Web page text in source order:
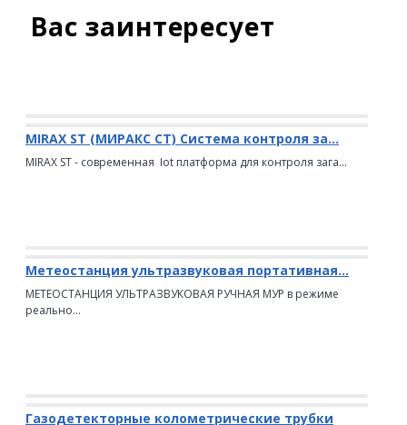
Вас заинтересует
MIRAX ST (МИРАКС СТ) Система контроля за...
MIRAX ST - современная Iot платформа для контроля зага...
Метеостанция ультразвуковая портативная...
МЕТЕОСТАНЦИЯ УЛЬТРАЗВУКОВАЯ РУЧНАЯ МУР в режиме
реально...
Газодетекторные колометрические трубки